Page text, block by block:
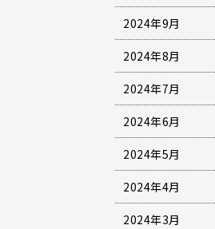
2024年9月
2024年8月
2024年7月
2024年6月
2024年5月
2024年4月
2024年3月